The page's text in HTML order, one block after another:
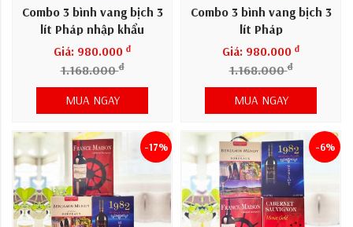
Combo 3 bình vang bịch 3
lít Pháp nhập khẩu
Giá: 980.000 đ
1.168.000đ
MUA NGAY
Combo 3 bình vang bịch 3
lít Pháp
Giá: 980.000 đ
1.168.000đ
MUA NGAY
-17% -6%